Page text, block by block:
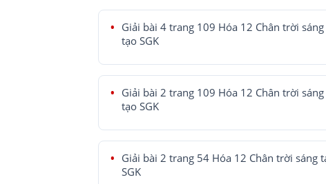
Giải bài 4 trang 109 Hóa 12 Chân trời sáng
tạo SGK
Giải bài 2 trang 109 Hóa 12 Chân trời sáng
tạo SGK
Giải bài 2 trang 54 Hóa 12 Chân trời sáng
SGK